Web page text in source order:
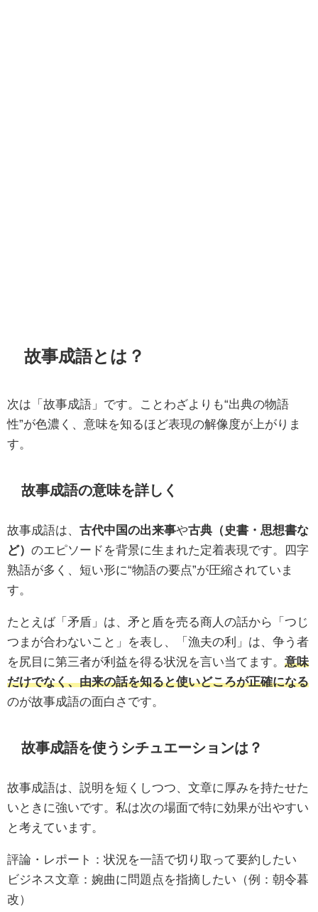
故事成語とは？
次は「故事成語」です。ことわざよりも“出典の物語
性”が色濃く、意味を知るほど表現の解像度が上がりま
す。
故事成語の意味を詳しく
故事成語は、 古代中国の出来事や古典（史書・思想書な
ど） のエピソードを背景に生まれた定着表現です。四字
熟語が多く、短い形に“物語の要点”が圧縮されていま
す。
たとえば「矛盾」は、矛と盾を売る商人の話から「つじ
つまが合わないこと」を表し、「漁夫の利」は、争う者
を尻目に第三者が利益を得る状況を言い当てます。 意味
だけでなく、由来の話を知ると使いどころが正確になる
のが故事成語の面白さです。
故事成語を使うシチュエーションは？
故事成語は、説明を短くしつつ、文章に厚みを持たせた
いときに強いです。私は次の場面で特に効果が出やすい
と考えています。
評論・レポート：状況を一語で切り取って要約したい
ビジネス文章：婉曲に問題点を指摘したい（例：朝令暮
改）